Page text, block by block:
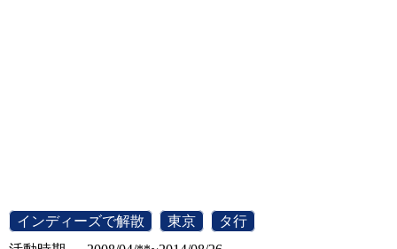
インディーズで解散 東京 タ行